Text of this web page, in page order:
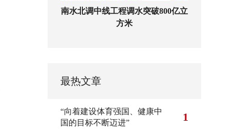
南水北调中线工程调水突破800亿立
方米
最热文章
“向着建设体育强国、健康中
国的目标不断迈进”
1